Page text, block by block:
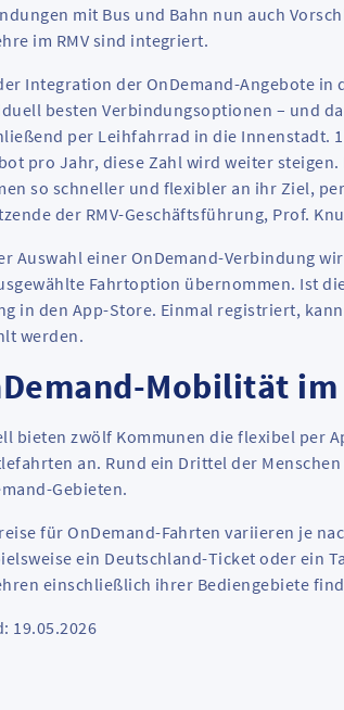
mit Bus und Bahn nun auch
im RMV sind integriert.
Integration der OnDemand-Angebote in
besten Verbindungsoptionen – und
per Leihfahrrad in die Innenstadt.
pro Jahr, diese Zahl wird weiter
so schneller und flexibler an ihr Ziel,
der RMV-Geschäftsführung, Prof.
Auswahl einer OnDemand-Verbindung
Fahrtoption übernommen. Ist
in den App-Store. Einmal registriert,
werden.
Mobilität im
bieten zwölf Kommunen die flexibel per
an. Rund ein Drittel der
Gebieten.
für OnDemand-Fahrten variieren je
ein Deutschland-Ticket oder ein
einschließlich ihrer Bediengebiete
19.05.2026